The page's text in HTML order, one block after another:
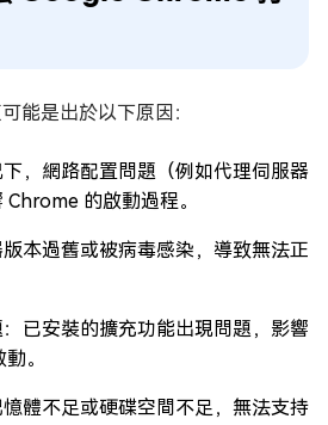
能是出於以下原因：
，網路配置問題（例如代理伺服器
的啟動過程。
本過舊或被病毒感染，導致無法正
已安裝的擴充功能出現問題，影響
。
體不足或硬碟空間不足，無法支持